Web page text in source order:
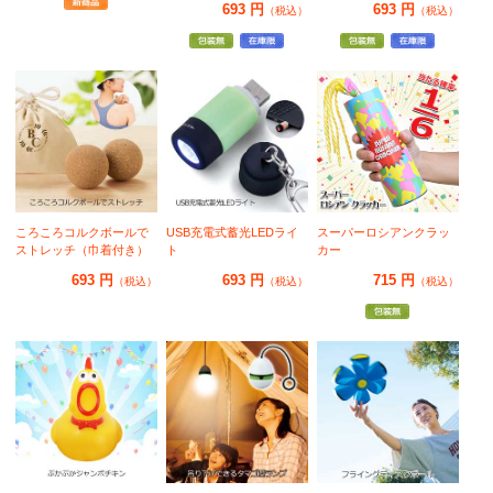
693 円 （税込） 693 円 （税込）
ころころコルクボールで
ストレッチ（巾着付き）
693 円 （税込）
USB充電式蓄光LEDライ
ト
693 円 （税込）
スーパーロシアンクラッ
カー
715 円 （税込）